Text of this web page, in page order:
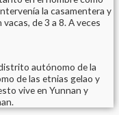
la casamentera y
de 3 a 8. A veces
autónomo de la
de las etnias gelao y
vive en Yunnan y